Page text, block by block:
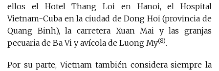
ellos el Hotel Thang Loi en Hanoi, el Hospital
Vietnam-Cuba en la ciudad de Dong Hoi (provincia de
Quang Binh), la carretera Xuan Mai y las granjas
pecuaria de Ba Vi y avícola de Luong My(8).
Por su parte, Vietnam también considera siempre la